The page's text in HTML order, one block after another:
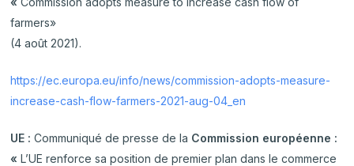
farmers»
(4 août 2021).
https://ec.europa.eu/info/news/commission-adopts-measure-
increase-cash-flow-farmers-2021-aug-04_en
UE :Communiqué de presse de la Commission européenne :
«L’UE renforce sa position de premier plan dans le commerce